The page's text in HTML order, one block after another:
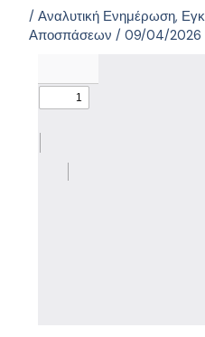
/Αναλυτική Ενημέρωση,
Αποσπάσεων /09/04/2026